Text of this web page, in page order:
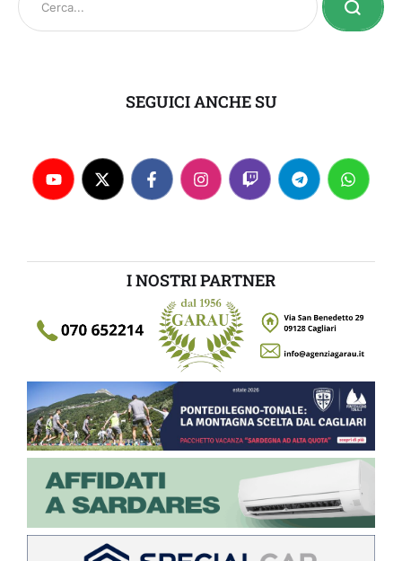
SEGUICI ANCHE SU
I NOSTRI PARTNER